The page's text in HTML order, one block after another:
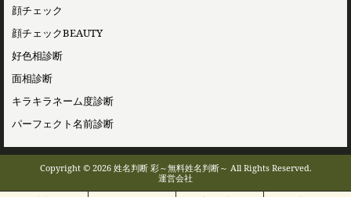
顔チェック
顔チェックBEAUTY
好色相診断
面相診断
キラキラネーム度診断
パーフェクト名前診断
Copyright © 2026 姓名判断 彩～無料姓名判断～ All Rights Reserved.
運営会社